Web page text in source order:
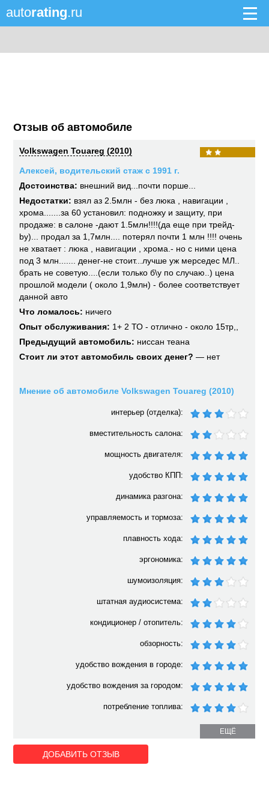
autorating.ru
Отзыв об автомобиле
Volkswagen Touareg (2010)
Алексей, водительский стаж с 1991 г.
Достоинства: внешний вид...почти порше...
Недостатки: взял аз 2.5млн - без люка , навигации ,
хрома.......за 60 установил: подножку и защиту, при
продаже: в салоне -дают 1.5млн!!!!(да еще при трейд-
by)... продал за 1,7млн.... потерял почти 1 млн !!!! очень
не хватает : люка , навигации , хрома.- но с ними цена
под 3 млн....... денег-не стоит...лучше уж мерседес МЛ..
брать не советую....(если только б\у по случаю..) цена
прошлой модели ( около 1,9млн) - более соответствует
данной авто
Что ломалось: ничего
Опыт обслуживания: 1+ 2 ТО - отлично - около 15тр,,
Предыдущий автомобиль: ниссан теана
Стоит ли этот автомобиль своих денег? — нет
Мнение об автомобиле Volkswagen Touareg (2010)
интерьер (отделка):
вместительность салона:
мощность двигателя:
удобство КПП:
динамика разгона:
управляемость и тормоза:
плавность хода:
эргономика:
шумоизоляция:
штатная аудиосистема:
кондиционер / отопитель:
обзорность:
удобство вождения в городе:
удобство вождения за городом:
потребление топлива:
ЕЩЁ
ДОБАВИТЬ ОТЗЫВ